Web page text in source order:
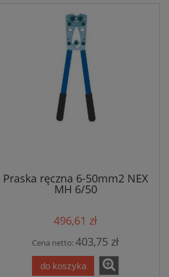
Praska ręczna 6-50mm2 NEX
MH 6/50
496,61 zł
Cena netto:403,75 zł
do koszyka